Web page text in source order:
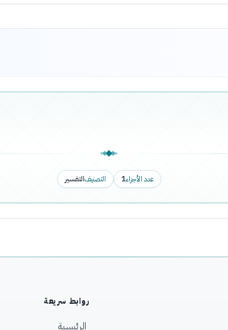
عدد الأجزاء1 التصنيفالتفسير
روابط سريعة
الرئيسية